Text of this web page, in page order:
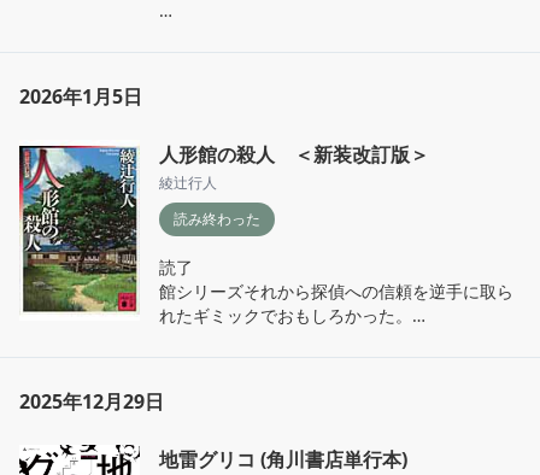
楽が得意なとこも、キャラクターの魅力を感じ
る作品ではあった
女性陣も強くていい。レトロな空気感も含め読
了感は良かった。
2026年1月5日
人形館の殺人 ＜新装改訂版＞
綾辻行人
読み終わった
読了
館シリーズそれから探偵への信頼を逆手に取ら
れたギミックでおもしろかった。
かわからない存在感がたまらず、他のキャラク
ターたちの魅力も、並行して起きる犯罪も、す
歩いているような感覚で楽しかった。
2025年12月29日
地雷グリコ (角川書店単行本)